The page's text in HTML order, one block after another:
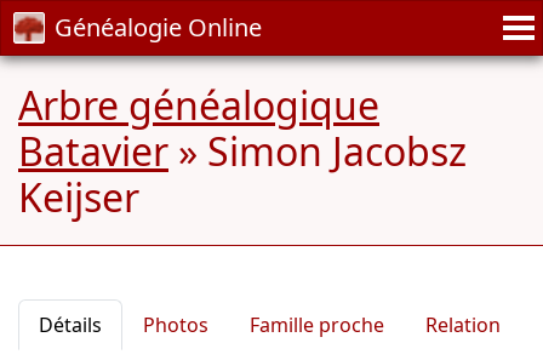
Généalogie Online
Arbre généalogique
Batavier » Simon Jacobsz
Keijser
Détails Photos Famille proche
Relation